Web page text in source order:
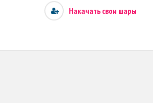
Накачать свои шары